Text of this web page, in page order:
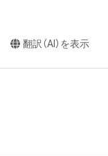
翻訳（AI）を表示